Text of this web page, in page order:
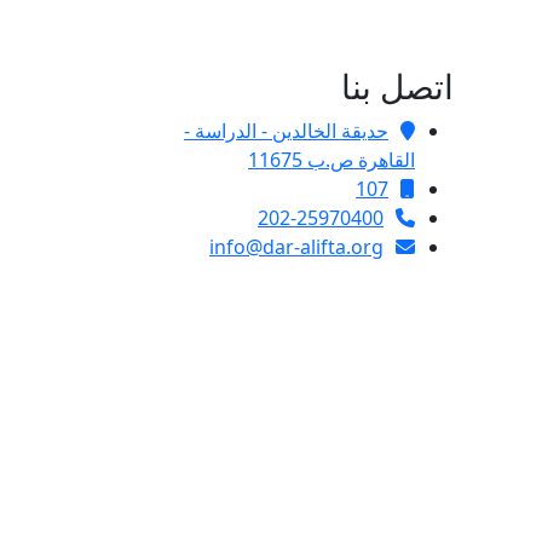
اتصل بنا
حديقة الخالدين - الدراسة -
القاهرة ص.ب 11675
107
202-25970400
info@dar-alifta.org